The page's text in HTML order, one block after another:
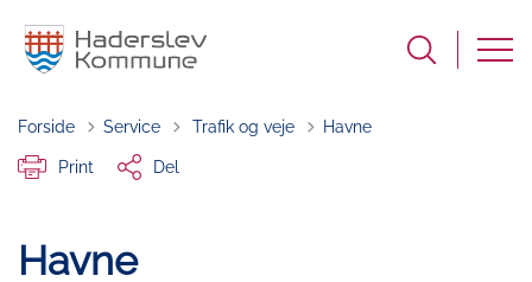
Forside Service Tilbage til
Trafik og veje Havne
Print Del
Havne